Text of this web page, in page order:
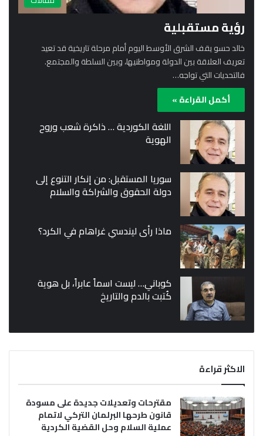
رؤية مستقبلية
خالد حسو يقف الشرق الأوسط اليوم أمام مرحلة تاريخية قد تعيد
تعريف العلاقة بين الدولة ومواطنيها، وبين السلطة والمجتمع.
فالتحديات التي تواجه…
أكمل القراءة »
اللغة الكوردية … ذاكرة شعب وروح
الهوية
سوريا المستقبل: من إنكار التنوع إلى
دولة الحقوق والشراكة والسلام
ماذا رأى ليندسي غراهام في الكرد؟
كوباني… ليست اسماً عابراً، بل هوية
كُتبت بالدم والتاريخ
الاكثر قراءة
مقترحات وتعديلات جديدة على مسودة
قانون طرحها البرلمان التركي لاتمام
عملية السلام وحل القضية الكردية